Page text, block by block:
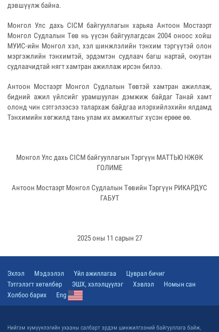
дэвшүүлж байна.
Монгол Улс дахь СІСМ байгууллагын харьяа Антоон Мостаэрт
Монгол Судлалын Төв нь үүсэн байгуулагдсан 2004 оноос хойш
МУИС-ийн Монгол хэл, хэл шинжлэлийн тэнхим тэргүүтэй олон
мэргэжлийн тэнхимтэй, эрдэмтэн судлаач багш нартай, оюутан
судлаачидтай нягт хамтран ажиллаж ирсэн билээ.
Антоон Мостаэрт Монгол Судлалын Төвтэй хамтран ажиллаж,
бидний ажил үйлсийг урамшуулан дэмжиж байдаг Танай хамт
олонд чин сэтгэлээсээ талархаж байдгаа илэрхийлэхийн ялдамд
Тэнхимийн хөгжилд тань улам их амжилтыг хүсэн ерөөе өө.
Монгол Улс дахь СІСМ байгууллагын Тэргүүн МАТТЬЮ НЖӨК
ГОЛИМЕ
Антоон Мостаэрт Монгол Судлалын Төвийн Тэргүүн РИКАРДУС
ГАБУТ
2025 оны 11 сарын 27
Эхлэл Мэдээлэл Үйл ажиллагаа
Цуврал бичиг
Тэтгэлэгт хөтөлбөр
ЭШХ, хэлэлцүүлэг Хэвлэл
Номын сан
Холбоо барих
Eng
Нийгэм хүмүүнлэгийн ухааны салбарт эрдэм шинжилгээний байгууллага байж,